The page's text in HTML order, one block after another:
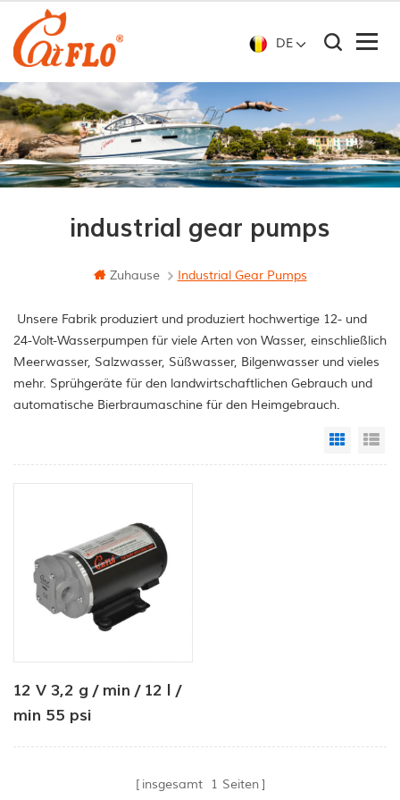
DE
industrial gear pumps
Zuhause Industrial Gear Pumps
Unsere Fabrik produziert und produziert hochwertige 12- und
24-Volt-Wasserpumpen für viele Arten von Wasser, einschließlich
Meerwasser, Salzwasser, Süßwasser, Bilgenwasser und vieles
mehr. Sprühgeräte für den landwirtschaftlichen Gebrauch und
automatische Bierbraumaschine für den Heimgebrauch.
Grid
12 V 3,2 g / min / 12 l /
min 55 psi
insgesamt 1 Seiten